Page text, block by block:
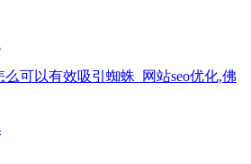
么可以有效吸引蜘蛛_网站seo优化,佛